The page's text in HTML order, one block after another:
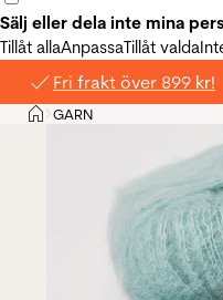
Sälj eller dela inte mina
Tillåt allaAnpassaTillåt valda
Fri frakt över 899 kr!
Hem
>GARN